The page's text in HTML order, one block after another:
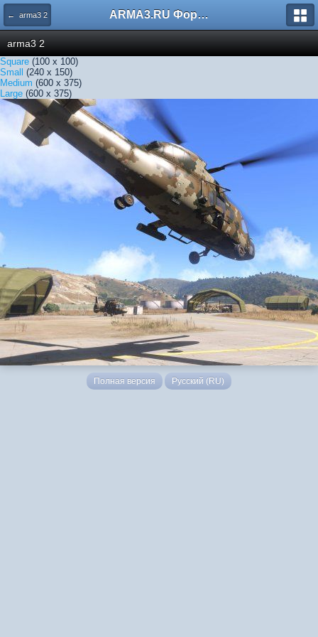
← arma3 2 ARMA3.RU Форум
arma3 2
Square (100 x 100)
Small (240 x 150)
Medium (600 x 375)
Large (600 x 375)
Полная версия Русский (RU)